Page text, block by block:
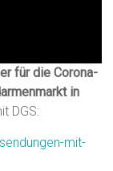
für die Corona-
in
DGS:
mit-